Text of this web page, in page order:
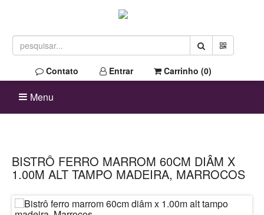
Contato Entrar Carrinho (0)
Menu
BISTRÔ FERRO MARROM 60CM DIÂM X
1.00M ALT TAMPO MADEIRA, MARROCOS